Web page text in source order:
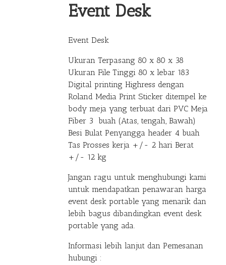
Event Desk
Event Desk
Ukuran Terpasang 80 x 80 x 38
Ukuran File Tinggi 80 x lebar 183
Digital printing Highress dengan
Roland Media Print Sticker ditempel ke
body meja yang terbuat dari PVC Meja
Fiber 3 buah (Atas, tengah, Bawah)
Besi Bulat Penyangga header 4 buah
Tas Prosses kerja +/- 2 hari Berat
+/- 12 kg
Jangan ragu untuk menghubungi kami
untuk mendapatkan penawaran harga
event desk portable yang menarik dan
lebih bagus dibandingkan event desk
portable yang ada.
Informasi lebih lanjut dan Pemesanan
hubungi :